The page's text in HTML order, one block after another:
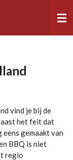
vind je bij de
het feit dat
gemaakt van
BBQ is niet
regio